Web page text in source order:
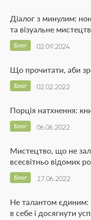
Діалог з минулим:
та візуальне
02.09.2024
Блог
Що прочитати, аби
02.02.2022
Блог
Порція натхнення:
06.06.2022
Блог
Мистецтво, що не
всесвітньо відомих
17.06.2022
Блог
Не талантом єдиним:
в себе і досягнути